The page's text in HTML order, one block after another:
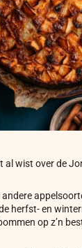
al wist over de
herfst- en
op z’n